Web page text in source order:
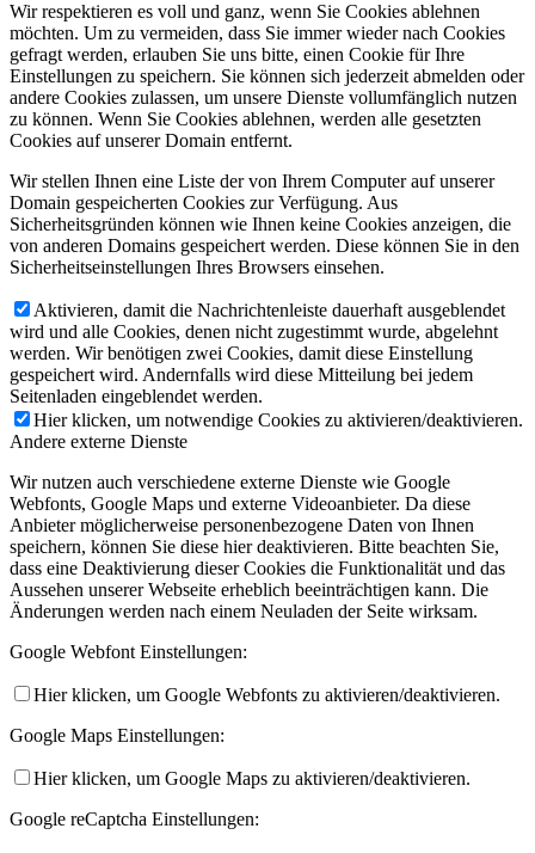
Wir respektieren es voll und ganz, wenn Sie Cookies ablehnen
möchten. Um zu vermeiden, dass Sie immer wieder nach Cookies
gefragt werden, erlauben Sie uns bitte, einen Cookie für Ihre
Einstellungen zu speichern. Sie können sich jederzeit abmelden oder
andere Cookies zulassen, um unsere Dienste vollumfänglich nutzen
zu können. Wenn Sie Cookies ablehnen, werden alle gesetzten
Cookies auf unserer Domain entfernt.
Wir stellen Ihnen eine Liste der von Ihrem Computer auf unserer
Domain gespeicherten Cookies zur Verfügung. Aus
Sicherheitsgründen können wie Ihnen keine Cookies anzeigen, die
von anderen Domains gespeichert werden. Diese können Sie in den
Sicherheitseinstellungen Ihres Browsers einsehen.
Aktivieren, damit die Nachrichtenleiste dauerhaft ausgeblendet
wird und alle Cookies, denen nicht zugestimmt wurde, abgelehnt
werden. Wir benötigen zwei Cookies, damit diese Einstellung
gespeichert wird. Andernfalls wird diese Mitteilung bei jedem
Seitenladen eingeblendet werden.
Hier klicken, um notwendige Cookies zu aktivieren/deaktivieren.
Andere externe Dienste
Wir nutzen auch verschiedene externe Dienste wie Google
Webfonts, Google Maps und externe Videoanbieter. Da diese
Anbieter möglicherweise personenbezogene Daten von Ihnen
speichern, können Sie diese hier deaktivieren. Bitte beachten Sie,
dass eine Deaktivierung dieser Cookies die Funktionalität und das
Aussehen unserer Webseite erheblich beeinträchtigen kann. Die
Änderungen werden nach einem Neuladen der Seite wirksam.
Google Webfont Einstellungen:
Hier klicken, um Google Webfonts zu aktivieren/deaktivieren.
Google Maps Einstellungen:
Hier klicken, um Google Maps zu aktivieren/deaktivieren.
Google reCaptcha Einstellungen: